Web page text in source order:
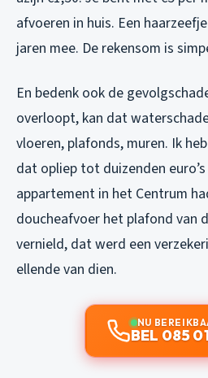
afvoeren in huis. Een
jaren mee. De rekensom is
En bedenk ook de
overloopt, kan dat
vloeren, plafonds, muren. Ik
dat opliep tot duizenden
appartement in het Centrum
doucheafvoer het plafond van
vernield, dat werd een
ellende van dien.
NU
BEL 085